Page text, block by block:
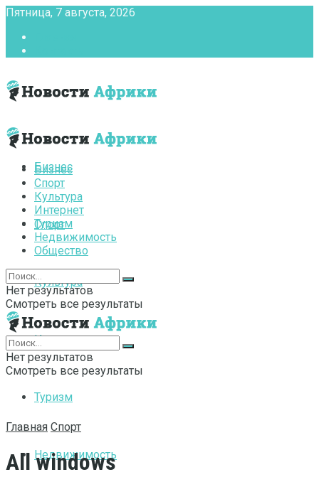
Пятница, 7 августа, 2026
Бизнес
Спорт
Культура
Интернет
Туризм
Недвижимость
Бизнес
Спорт
Культура
Интернет
Туризм
Недвижимость
Общество
Нет результатов
Смотреть все результаты
Нет результатов
Смотреть все результаты
Главная Спорт
All windows